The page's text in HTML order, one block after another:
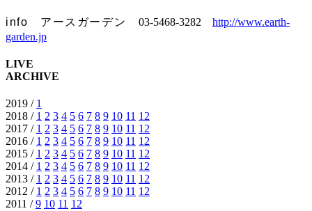
info アースガーデン 03-5468-3282 http://www.earth-
garden.jp
LIVE
ARCHIVE
2019 / 1
2018 / 1 2 3 4 5 6 7 8 9 10 11 12
2017 / 1 2 3 4 5 6 7 8 9 10 11 12
2016 / 1 2 3 4 5 6 7 8 9 10 11 12
2015 / 1 2 3 4 5 6 7 8 9 10 11 12
2014 / 1 2 3 4 5 6 7 8 9 10 11 12
2013 / 1 2 3 4 5 6 7 8 9 10 11 12
2012 / 1 2 3 4 5 6 7 8 9 10 11 12
2011 /9 10 11 12